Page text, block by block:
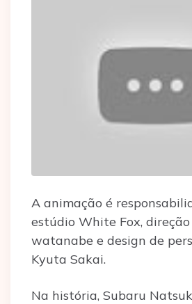
A animação é
estúdio White Fox,
watanabe e design de
Kyuta Sakai.
Na história, Subaru